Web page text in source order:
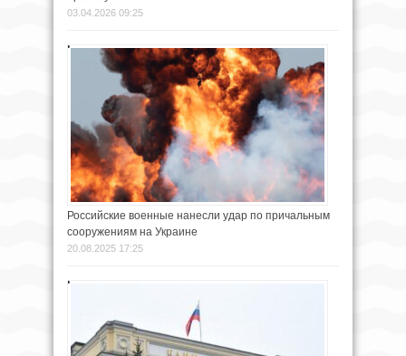
03.04.2026 09:25
Российские военные нанесли удар по причальным
сооружениям на Украине
20.08.2025 17:25